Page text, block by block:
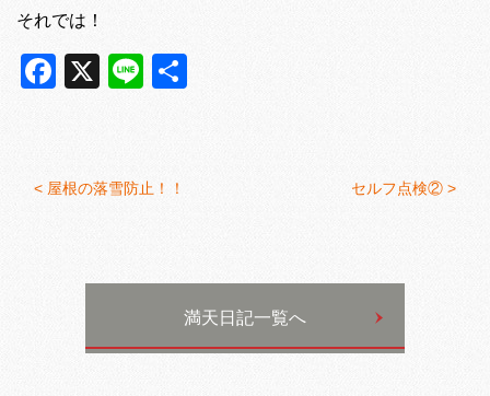
それでは！
Facebook
X Line
< 屋根の落雪防止！！ セルフ点検② >
満天日記一覧へ